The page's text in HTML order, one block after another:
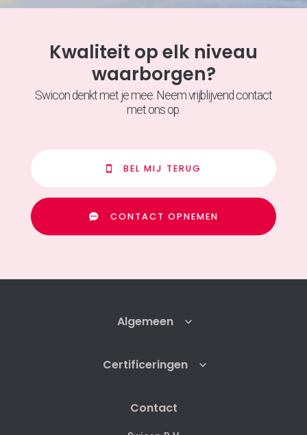
Kwaliteit op elk niveau
waarborgen?
Swicon denkt met je mee. Neem vrijblijvend contact
met ons op.
BEL MIJ TERUG
CONTACT OPNEMEN
Algemeen
Certificeringen
Contact